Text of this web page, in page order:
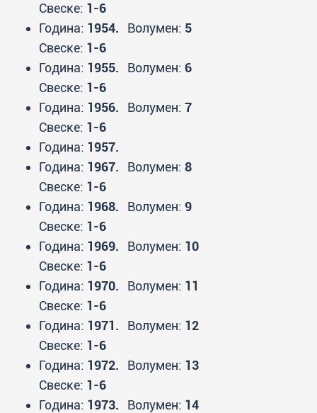
Свеске: 1-6
Година: 1954. Волумен: 5
Свеске: 1-6
Година: 1955. Волумен: 6
Свеске: 1-6
Година: 1956. Волумен: 7
Свеске: 1-6
Година: 1957.
Година: 1967. Волумен: 8
Свеске: 1-6
Година: 1968. Волумен: 9
Свеске: 1-6
Година: 1969. Волумен: 10
Свеске: 1-6
Година: 1970. Волумен: 11
Свеске: 1-6
Година: 1971. Волумен: 12
Свеске: 1-6
Година: 1972. Волумен: 13
Свеске: 1-6
Година: 1973. Волумен: 14